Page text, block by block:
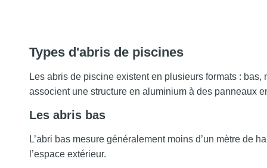
Types d'abris de piscines
Les abris de piscine existent en plusieurs formats :
associent une structure en aluminium à des panneaux
Les abris bas
L’abri bas mesure généralement moins d’un mètre de
l’espace extérieur.